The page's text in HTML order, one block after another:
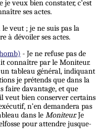
veux bien constater, c’est
ses actes.
veut ; je ne suis pas la
à dévoiler ses actes.
- Je ne refuse pas de
connaître par le Moniteur.
tableau général, indiquant
je prétends que dans la
faire davantage, et que
veut bien conserver certains
n’en demandera pas
dans le Moniteur.Je
pour attendre jusque-